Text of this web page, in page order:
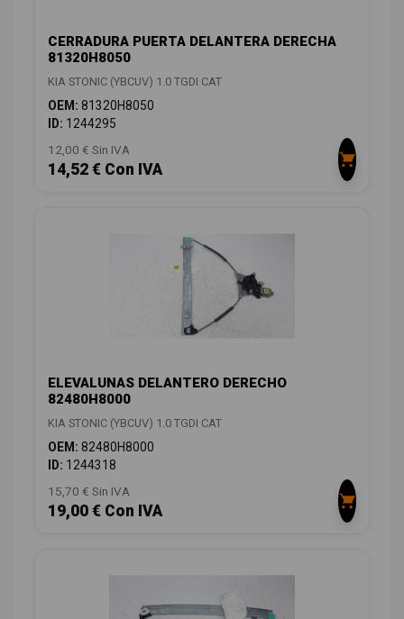
CERRADURA PUERTA DELANTERA DERECHA
81320H8050
KIA STONIC (YBCUV) 1.0 TGDI CAT
OEM: 81320H8050
ID: 1244295
12,00 € Sin IVA
14,52 € Con IVA
ELEVALUNAS DELANTERO DERECHO
82480H8000
KIA STONIC (YBCUV) 1.0 TGDI CAT
OEM: 82480H8000
ID: 1244318
15,70 € Sin IVA
19,00 € Con IVA